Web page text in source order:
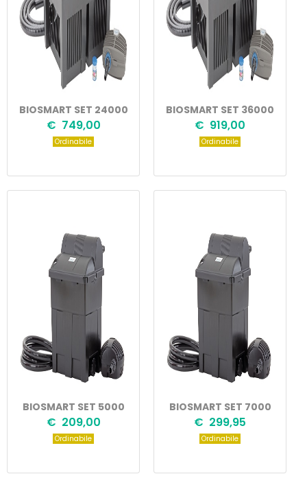
BIOSMART SET 24000
€ 749,00
Ordinabile
BIOSMART SET 36000
€ 919,00
Ordinabile
BIOSMART SET 5000
€ 209,00
Ordinabile
BIOSMART SET 7000
€ 299,95
Ordinabile